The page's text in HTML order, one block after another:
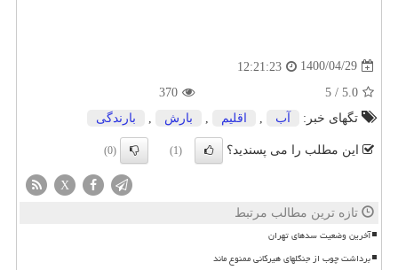
1400/04/29
12:21:23
5.0
/
5
370
تگهای خبر:
آب اقلیم بارش بارندگی
این مطلب را می پسندید؟ (1)
(0)
X
تازه ترین مطالب مرتبط
آخرین وضعیت سدهای تهران
برداشت چوب از جنگلهای هیرکانی ممنوع ماند